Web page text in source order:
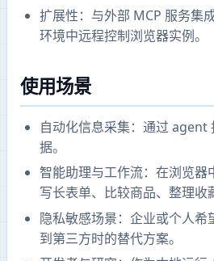
扩展性：与外部 MCP 服务集
环境中远程控制浏览器实例。
使用场景
自动化信息采集：通过 agent
据。
智能助理与工作流：在浏览器
写长表单、比较商品、整理收
隐私敏感场景：企业或个人希
到第三方时的替代方案。